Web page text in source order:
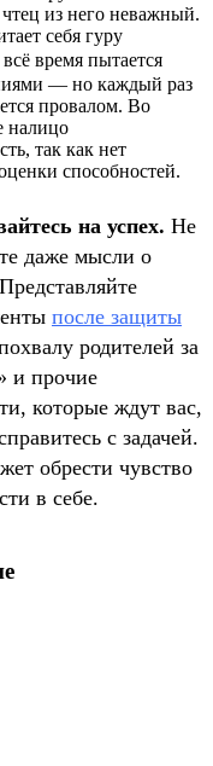
чтец из него неважный.
себя гуру
время пытается
— но каждый раз
провалом. Во
налицо
так как нет
способностей.
на успех. Не
даже мысли о
после защиты
родителей за
и прочие
которые ждут вас,
с задачей.
обрести чувство
в себе.